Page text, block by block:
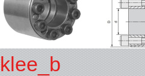
klee_b